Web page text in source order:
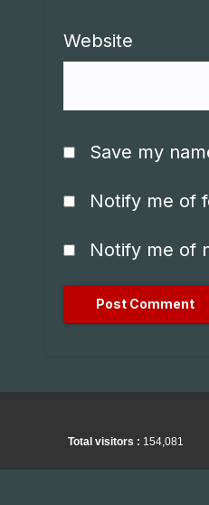
Website
Save my
Notify me of
Notify me of
Total visitors : 154,081